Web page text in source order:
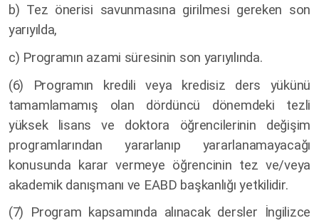
b) Tez önerisi savunmasına girilmesi gereken son
yarıyılda,
c) Programın azami süresinin son yarıyılında.
(6) Programın kredili veya kredisiz ders yükünü
tamamlamamış olan dördüncü dönemdeki tezli
yüksek lisans ve doktora öğrencilerinin değişim
programlarından yararlanıp yararlanamayacağı
konusunda karar vermeye öğrencinin tez ve/veya
akademik danışmanı ve EABD başkanlığı yetkilidir.
(7) Program kapsamında alınacak dersler İngilizce